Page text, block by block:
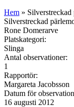
Hem »
Silverstreckad
Rone Domerarve
Platskategori:
Slinga
Antal observationer:
1
Rapportör:
Margareta Jacobsson
Datum för
16 augusti 2012